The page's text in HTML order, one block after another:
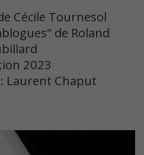
Cécile Tournesol
de Roland
2023
Laurent Chaput